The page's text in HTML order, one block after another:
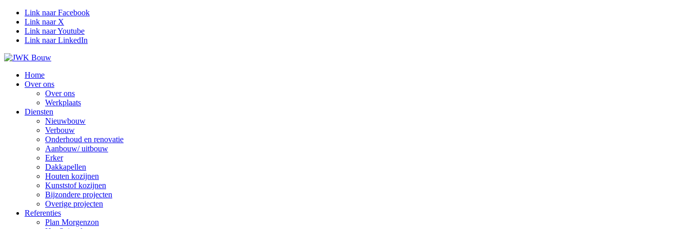
Link naar Facebook
Link naar X
Link naar Youtube
Link naar LinkedIn
Home
Over ons
Over ons
Werkplaats
Diensten
Nieuwbouw
Verbouw
Onderhoud en renovatie
Aanbouw/ uitbouw
Erker
Dakkapellen
Houten kozijnen
Kunststof kozijnen
Bijzondere projecten
Overige projecten
Referenties
Plan Morgenzon